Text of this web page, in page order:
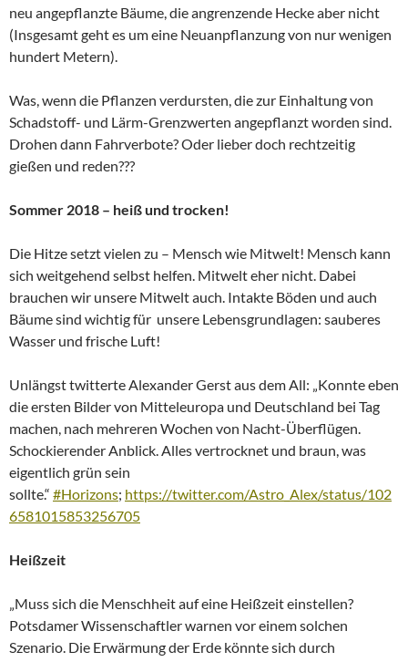
neu angepflanzte Bäume, die angrenzende Hecke aber nicht
(Insgesamt geht es um eine Neuanpflanzung von nur wenigen
hundert Metern).
Was, wenn die Pflanzen verdursten, die zur Einhaltung von
Schadstoff- und Lärm-Grenzwerten angepflanzt worden sind.
Drohen dann Fahrverbote? Oder lieber doch rechtzeitig
gießen und reden???
Sommer 2018 – heiß und trocken!
Die Hitze setzt vielen zu – Mensch wie Mitwelt! Mensch kann
sich weitgehend selbst helfen. Mitwelt eher nicht. Dabei
brauchen wir unsere Mitwelt auch. Intakte Böden und auch
Bäume sind wichtig für unsere Lebensgrundlagen: sauberes
Wasser und frische Luft!
Unlängst twitterte Alexander Gerst aus dem All: „Konnte eben
die ersten Bilder von Mitteleuropa und Deutschland bei Tag
machen, nach mehreren Wochen von Nacht-Überflügen.
Schockierender Anblick. Alles vertrocknet und braun, was
eigentlich grün sein
sollte.“ #Horizons; https://twitter.com/Astro_Alex/status/102
6581015853256705
Heißzeit
„Muss sich die Menschheit auf eine Heißzeit einstellen?
Potsdamer Wissenschaftler warnen vor einem solchen
Szenario. Die Erwärmung der Erde könnte sich durch